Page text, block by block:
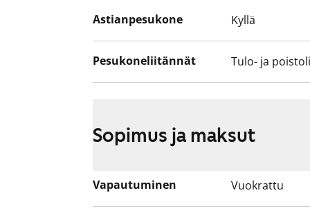
Astianpesukone Kyllä
Pesukoneliitännät Tulo- ja
Sopimus ja maksut
Vapautuminen Vuokrattu